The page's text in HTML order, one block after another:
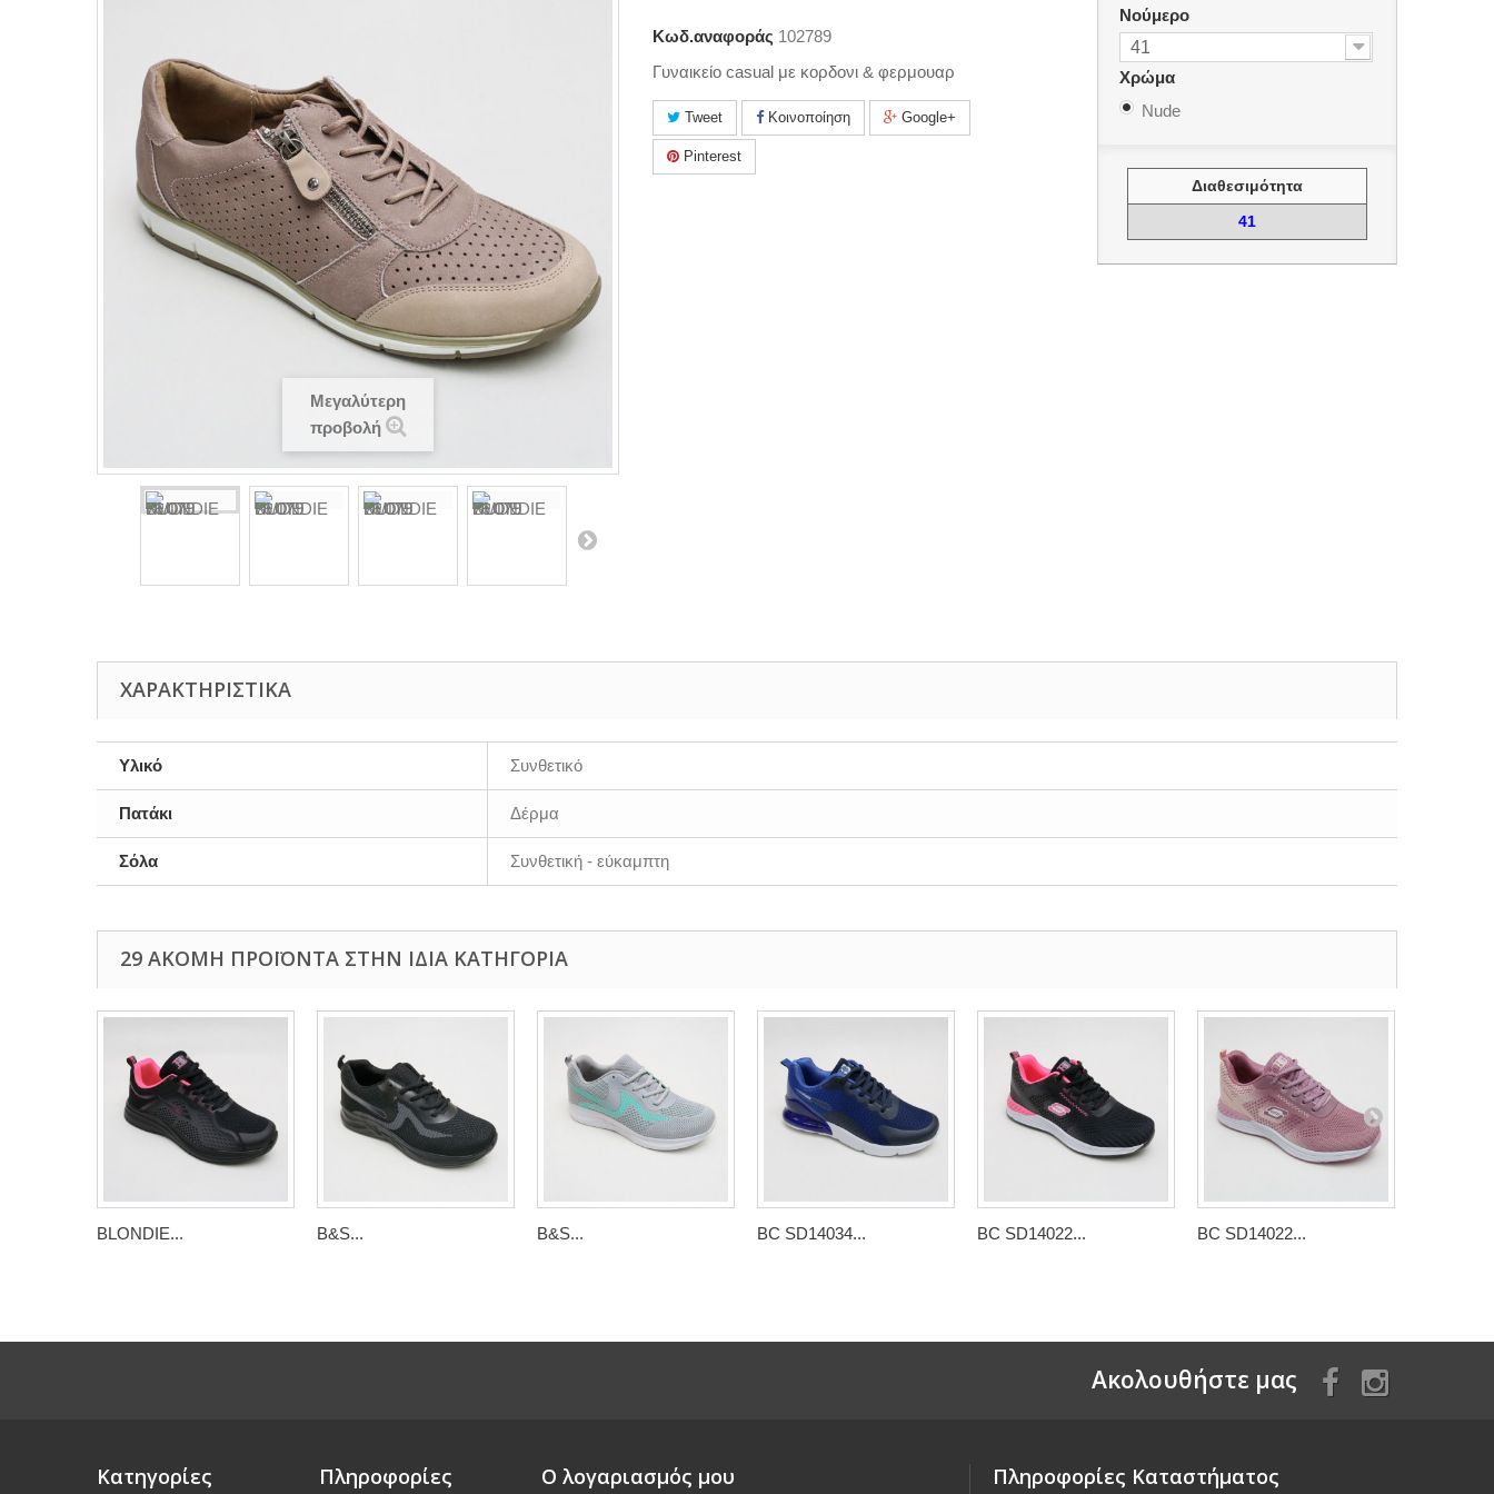
Μεγαλύτερη
προβολή
Κωδ.αναφοράς 102789
Γυναικείο casual με κορδονι & φερμουαρ
Tweet Κοινοποίηση Google+
Pinterest
Νούμερο
41
Χρώμα
Nude
Διαθεσιμότητα
41
ΧΑΡΑΚΤΗΡΙΣΤΙΚΆ
Υλικό Συνθετικό
Πατάκι Δέρμα
Σόλα Συνθετική - εύκαμπτη
29 ΑΚΌΜΗ ΠΡΟΪΌΝΤΑ ΣΤΗΝ ΊΔΙΑ ΚΑΤΗΓΟΡΊΑ
BLONDIE... B&S... B&S... BC SD14034... BC SD14022... BC SD14022...
Aκολουθήστε μας
Κατηγορίες Πληροφορίες Ο λογαριασμός μου Πληροφορίες Καταστήματος